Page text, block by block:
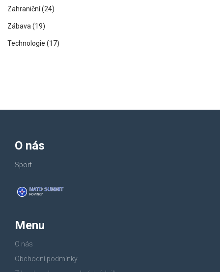
Zahraniční(24)
Zábava(19)
Technologie (17)
O nás
Sport
Menu
O nás
Obchodní podmínky